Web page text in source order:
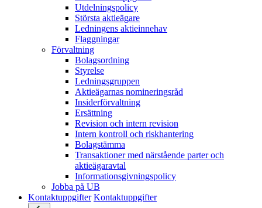
Utdelningspolicy
Största aktieägare
Ledningens aktieinnehav
Flaggningar
Förvaltning
Bolagsordning
Styrelse
Ledningsgruppen
Aktieägarnas nomineringsråd
Insiderförvaltning
Ersättning
Revision och intern revision
Intern kontroll och riskhantering
Bolagstämma
Transaktioner med närstående parter och
aktieägaravtal
Informationsgivningspolicy
Jobba på UB
Kontaktuppgifter Kontaktuppgifter